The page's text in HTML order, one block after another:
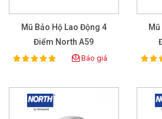
Mũ Bảo Hộ Lao Động 4
Điểm North A59
Rating:
100% Báo giá 100%